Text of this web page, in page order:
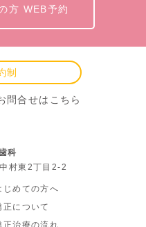
方 WEB予約
制
問合せはこちら
科
村東2丁目2-2
じめての方へ
正について